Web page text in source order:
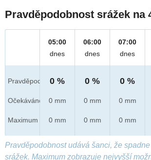
Pravděpodobnost srážek na
Pravděpod.
Očekáváno
Maximum
05:00
dnes
0 %
0 mm
0 mm
06:00
dnes
0 %
0 mm
0 mm
07:00
dnes
0 %
0 mm
0 mm
Pravděpodobnost udává šanci, že
srážek. Maximum zobrazuje nejvyšší